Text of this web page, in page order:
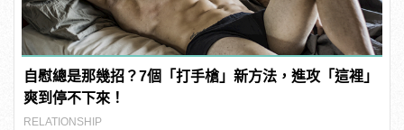
自慰總是那幾招？7個「打手槍」新方法，進攻「這裡」
爽到停不下來！
RELATIONSHIP